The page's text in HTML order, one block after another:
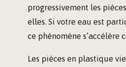
progressivement les
elles. Si votre eau est
ce phénomène s’accélère
Les pièces en plastique